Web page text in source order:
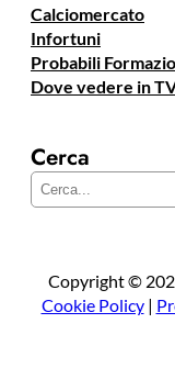
Calciomercato
Infortuni
Probabili
Dove vedere in
Cerca
Copyright ©
Cookie Policy|